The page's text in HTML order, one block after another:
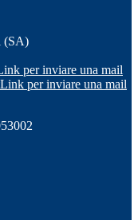
(SA)
per inviare una mail
Link per inviare una mail